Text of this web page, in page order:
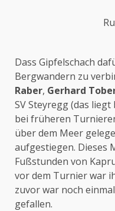
Dass Gipfelschach
Bergwandern zu
Raber, Gerhard
SV Steyregg (das
bei früheren
über dem Meer
aufgestiegen. Dieses
Fußstunden von
vor dem Turnier war
zuvor war noch
gefallen.